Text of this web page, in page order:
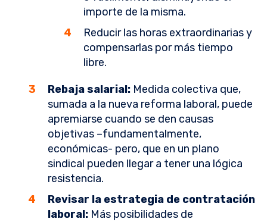
importe de la misma.
Reducir las horas extraordinarias y
compensarlas por más tiempo
libre.
Rebaja salarial: Medida colectiva que,
sumada a la nueva reforma laboral, puede
apremiarse cuando se den causas
objetivas –fundamentalmente,
económicas- pero, que en un plano
sindical pueden llegar a tener una lógica
resistencia.
Revisar la estrategia de contratación
laboral: Más posibilidades de